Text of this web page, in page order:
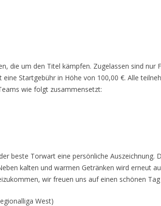
die um den Titel kämpfen. Zugelassen sind
Startgebühr in Höhe von 100,00 €. Alle
wie folgt zusammensetzt:
beste Torwart eine persönliche
kalten und warmen Getränken wird erneut
wir freuen uns auf einen schönen
West)